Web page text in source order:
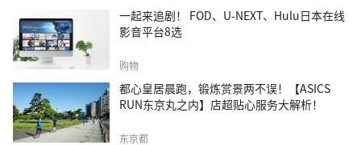
一起来追剧！ FOD、U-NEXT、Hulu日本在线
影音平台8选
购物
都心皇居晨跑，锻炼赏景两不误！【ASICS
RUN东京丸之内】店超贴心服务大解析！
东京都